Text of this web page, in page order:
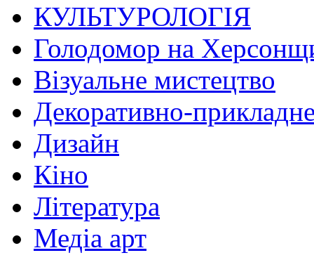
КУЛЬТУРОЛОГІЯ
Голодомор на
Візуальне мистецтво
Декоративно-
Дизайн
Кіно
Література
Медіа арт